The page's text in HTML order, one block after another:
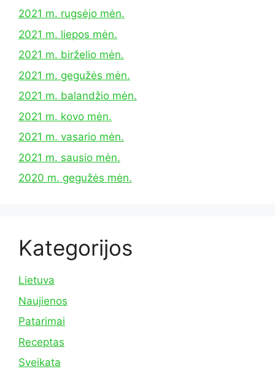
2021 m. rugsėjo mėn.
2021 m. liepos mėn.
2021 m. birželio mėn.
2021 m. gegužės mėn.
2021 m. balandžio mėn.
2021 m. kovo mėn.
2021 m. vasario mėn.
2021 m. sausio mėn.
2020 m. gegužės mėn.
Kategorijos
Lietuva
Naujienos
Patarimai
Receptas
Sveikata